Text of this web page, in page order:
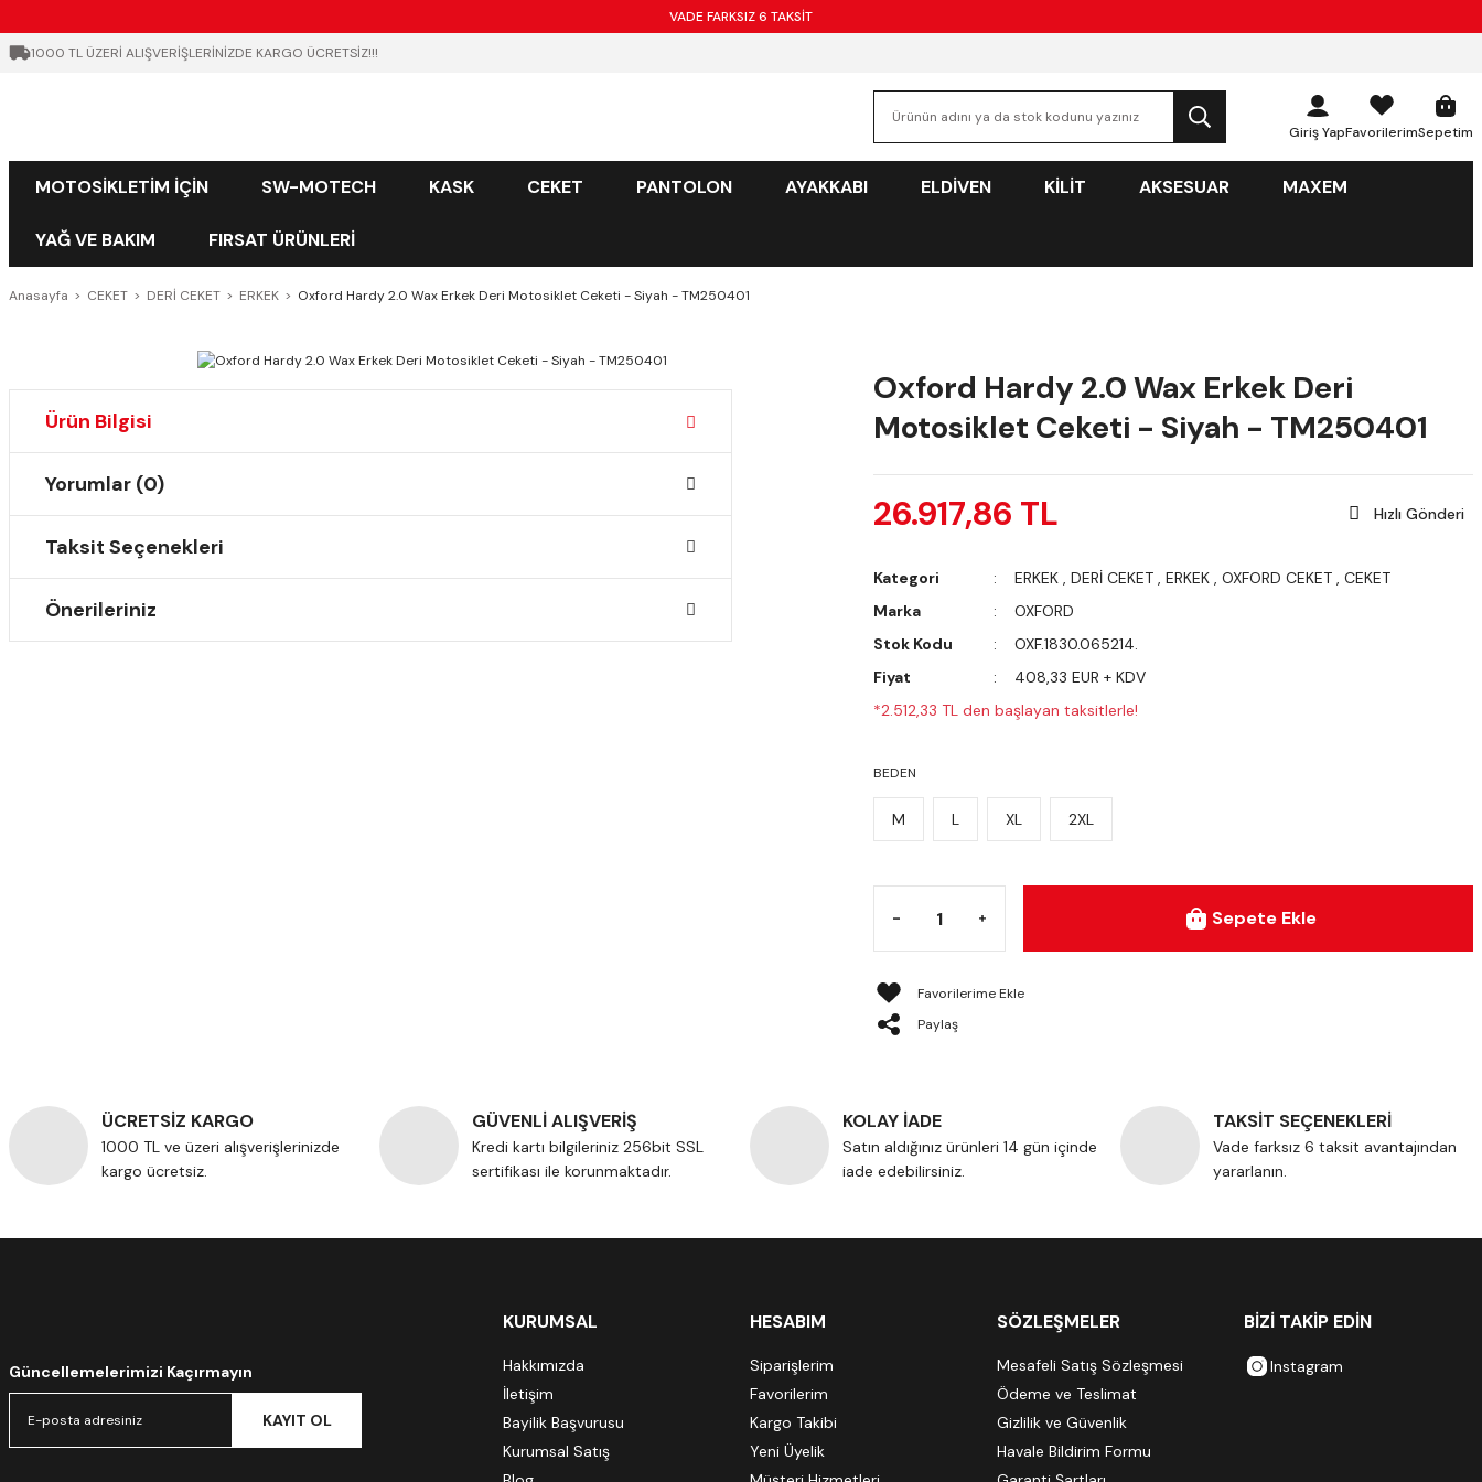
VADE FARKSIZ 6 TAKSİT
1000 TL ÜZERİ ALIŞVERİŞLERİNİZDE KARGO ÜCRETSİZ!!!
Giriş YapFavorilerimSepetim
MOTOSİKLETİM İÇİN SW-MOTECH KASK CEKET PANTOLON AYAKKABI ELDİVEN KİLİT AKSESUAR MAXEM
YAĞ VE BAKIM FIRSAT ÜRÜNLERİ
Anasayfa CEKET DERİ CEKET ERKEK Oxford Hardy 2.0 Wax Erkek Deri Motosiklet Ceketi - Siyah - TM250401
Ürün Bilgisi
Yorumlar (0)
Taksit Seçenekleri
Önerileriniz
Oxford Hardy 2.0 Wax Erkek Deri
Motosiklet Ceketi - Siyah - TM250401
26.917,86 TL Hızlı Gönderi
Kategori ERKEK , DERİ CEKET , ERKEK , OXFORD CEKET , CEKET
Marka
OXFORD
Stok Kodu
OXF.1830.065214.
Fiyat
408,33 EUR + KDV
*2.512,33 TL den başlayan taksitlerle!
BEDEN
M L XL 2XL
Sepete Ekle
Paylaş
ÜCRETSİZ KARGO
1000 TL ve üzeri alışverişlerinizde
kargo ücretsiz.
GÜVENLİ ALIŞVERİŞ
Kredi kartı bilgileriniz 256bit SSL
sertifikası ile korunmaktadır.
KOLAY İADE
Satın aldığınız ürünleri 14 gün içinde
iade edebilirsiniz.
TAKSİT SEÇENEKLERİ
Vade farksız 6 taksit avantajından
yararlanın.
Güncellemelerimizi Kaçırmayın
KAYIT OL
KURUMSAL
Hakkımızda
İletişim
Bayilik Başvurusu
Kurumsal Satış
HESABIM
Siparişlerim
Favorilerim
Kargo Takibi
Yeni Üyelik
SÖZLEŞMELER
Mesafeli Satış Sözleşmesi
Ödeme ve Teslimat
Gizlilik ve Güvenlik
Havale Bildirim Formu
BİZİ TAKİP EDİN
Instagram